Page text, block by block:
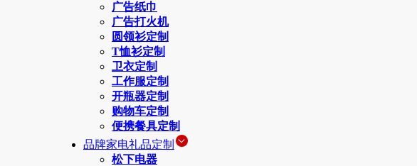
广告纸巾
广告打火机
圆领衫定制
T恤衫定制
卫衣定制
工作服定制
开瓶器定制
购物车定制
便携餐具定制
品牌家电礼品定制
松下电器